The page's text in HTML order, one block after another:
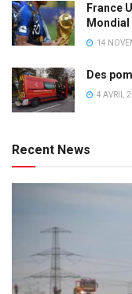
France
Mondial
14
Des
4 AVRIL
Recent News